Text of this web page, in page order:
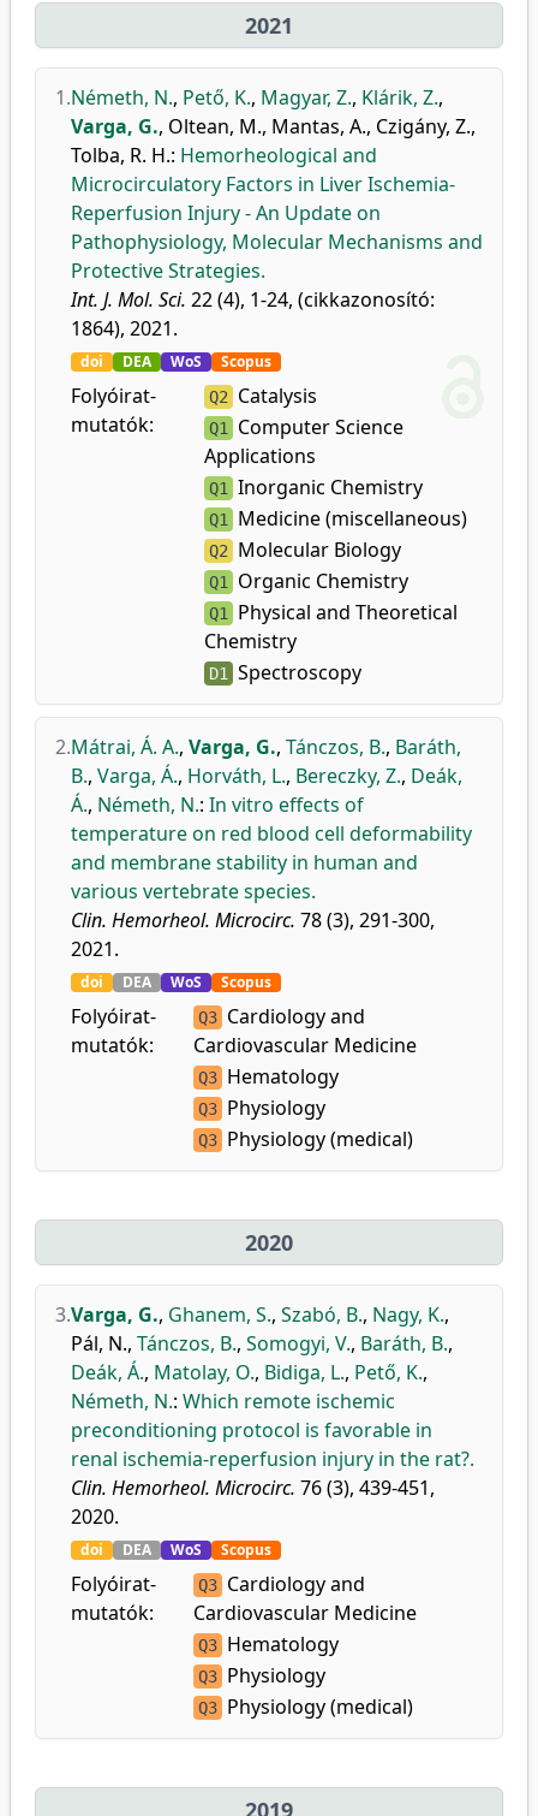
2021
1.Németh, N., Pető, K., Magyar, Z., Klárik, Z.,
Varga, G., Oltean, M., Mantas, A., Czigány, Z.,
Tolba, R. H.: Hemorheological and
Microcirculatory Factors in Liver Ischemia-
Reperfusion Injury - An Update on
Pathophysiology, Molecular Mechanisms and
Protective Strategies.
Int. J. Mol. Sci. 22 (4), 1-24, (cikkazonosító:
1864), 2021.
doi DEA WoS Scopus
Folyóirat-
mutatók:
Q2 Catalysis
Q1
Computer Science
Applications
Q1 Inorganic Chemistry
Q1 Medicine (miscellaneous)
Q2 Molecular Biology
Q1 Organic Chemistry
Q1
Physical and Theoretical
Chemistry
D1 Spectroscopy
2.Mátrai, Á. A., Varga, G., Tánczos, B., Baráth,
B., Varga, Á., Horváth, L., Bereczky, Z., Deák,
Á., Németh, N.: In vitro effects of
temperature on red blood cell deformability
and membrane stability in human and
various vertebrate species.
Clin. Hemorheol. Microcirc. 78 (3), 291-300,
2021.
doi DEA WoS Scopus
Folyóirat-
mutatók:
Q3 Cardiology and
Cardiovascular Medicine
Q3 Hematology
Q3 Physiology
Q3 Physiology (medical)
2020
3.Varga, G., Ghanem, S., Szabó, B., Nagy, K.,
Pál, N., Tánczos, B., Somogyi, V., Baráth, B.,
Deák, Á., Matolay, O., Bidiga, L., Pető, K.,
Németh, N.: Which remote ischemic
preconditioning protocol is favorable in
renal ischemia-reperfusion injury in the rat?.
Clin. Hemorheol. Microcirc. 76 (3), 439-451,
2020.
doi DEA WoS Scopus
Folyóirat-
mutatók:
Q3 Cardiology and
Cardiovascular Medicine
Q3 Hematology
Q3 Physiology
Q3 Physiology (medical)
2019